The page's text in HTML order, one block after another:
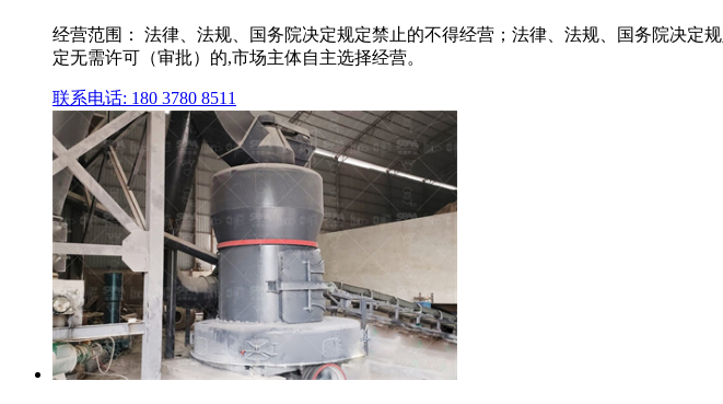
经营范围： 法律、法规、国务院决定规定禁止的不得经营；法律、法规、国务院决
定无需许可（审批）的,市场主体自主选择经营。
联系电话: 180 3780 8511